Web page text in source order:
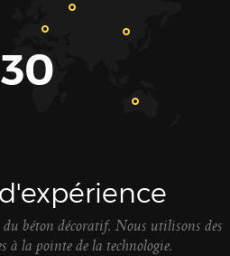
30
béton décoratif. Nous utilisons des
à la pointe de la technologie.